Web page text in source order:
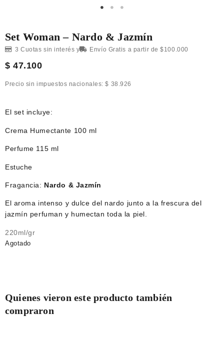
Set Woman – Nardo & Jazmín
3 Cuotas sin interés y Envío Gratis a partir de $100.000
$ 47.100
Precio sin impuestos nacionales:$ 38.926
El set incluye:
Crema Humectante 100 ml
Perfume 115 ml
Estuche
Fragancia: Nardo & Jazmín
El aroma intenso y dulce del nardo junto a la frescura del
jazmín perfuman y humectan toda la piel.
220ml/gr
Agotado
Quienes vieron este producto también
compraron